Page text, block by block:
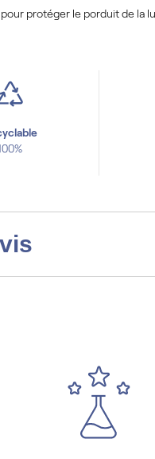
protéger le porduit de la